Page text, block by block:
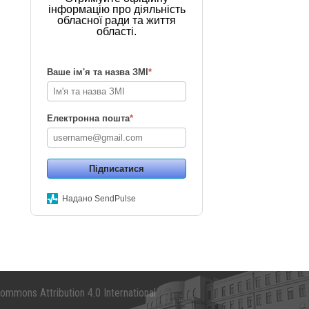
інформацію про діяльність
обласної ради та життя
області.
Ваше ім'я та назва ЗМІ*
Електронна пошта*
Підписатися
Надано SendPulse
Attribution 4.0 International